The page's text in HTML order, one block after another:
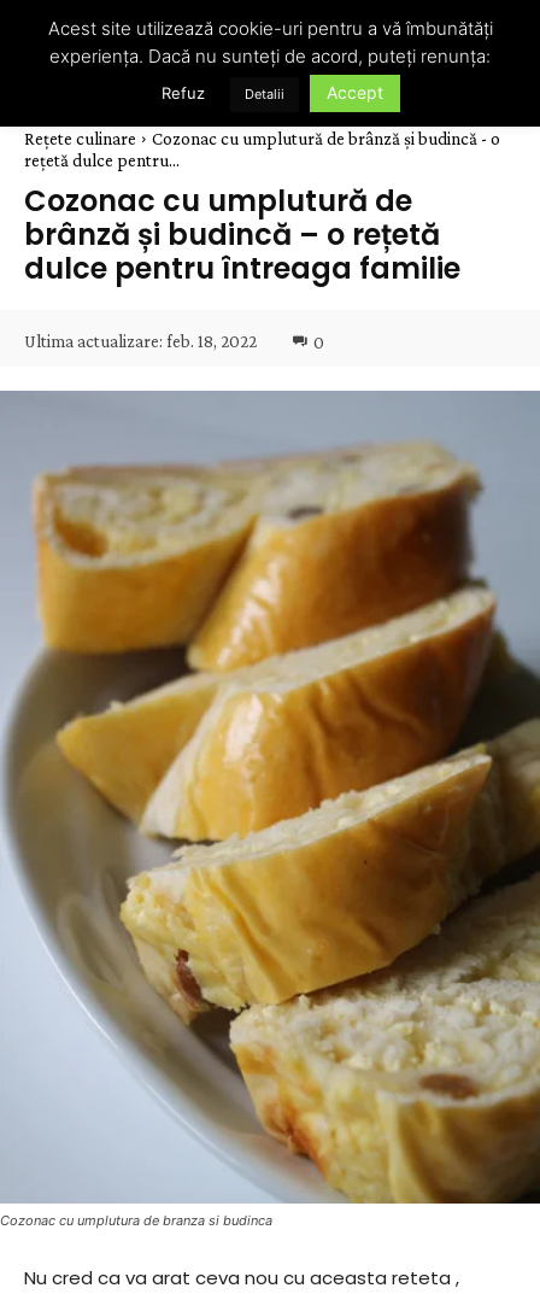
Rețete culinare
Cozonac cu umplutură de brânză și budincă - o
rețetă dulce pentru...
Cozonac cu umplutură de
brânză și budincă – o rețetă
dulce pentru întreaga familie
Ultima actualizare: feb. 18, 2022 0
Cozonac cu umplutura de branza si budinca
Nu cred ca va arat ceva nou cu aceasta reteta ,
Acest site utilizează cookie-uri pentru a vă îmbunătăți
experiența. Dacă nu sunteți de acord, puteți renunța:
Refuz Detalii Accept